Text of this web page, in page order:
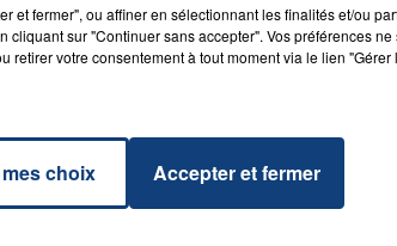
et fermer", ou affiner en sélectionnant les finalités et/ou
cliquant sur "Continuer sans accepter". Vos préférences
retirer votre consentement à tout moment via le lien
choix Accepter et fermer